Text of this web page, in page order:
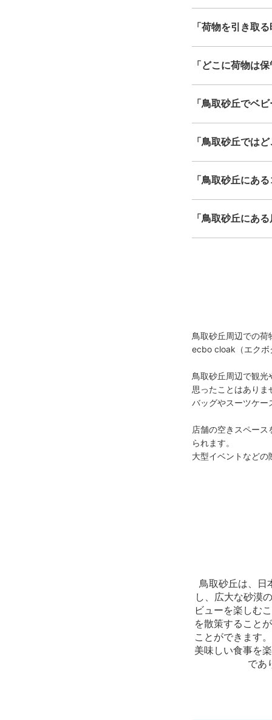
「荷物を引き取
「どこに荷物は
「鳥取砂丘でベ
「鳥取砂丘では
「鳥取砂丘にあ
「鳥取砂丘にあ
鳥取砂丘周辺での
ecbo cloak（エクボ
鳥取砂丘周辺で観
思ったことはありま
バッグやスーツケー
店舗の空きスペー
られます。
大型イベントなど
鳥取砂丘は、日
し、広大な砂漠
ビューを楽しむ
を散策すること
ことができます
美味しい食事を
であ